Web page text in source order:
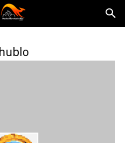
hublo